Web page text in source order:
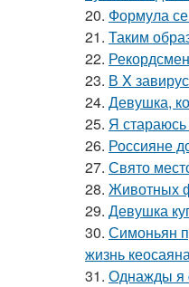
20. Формула
21. Таким
22.
23. В X
24. Девушка,
25. Я
26. Россияне
27. Свято
28. Животных
29. Девушка
30. Симоньян
жизнь
31. Однажды я